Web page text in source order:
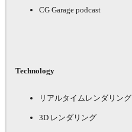
CG Garage podcast
Technology
リアルタイムレンダリング
3D レンダリング